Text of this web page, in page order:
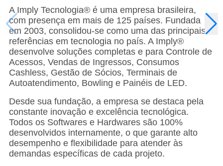
A Imply Tecnologia® é uma empresa brasileira,
com presença em mais de 125 países. Fundada
em 2003, consolidou-se como uma das principais
referências em tecnologia no país. A Imply®
desenvolve soluções completas e para Controle de
Acessos, Vendas de Ingressos, Consumos
Cashless, Gestão de Sócios, Terminais de
Autoatendimento, Bowling e Painéis de LED.
Desde sua fundação, a empresa se destaca pela
constante inovação e excelência tecnológica.
Todos os Softwares e Hardwares são 100%
desenvolvidos internamente, o que garante alto
desempenho e flexibilidade para atender às
demandas específicas de cada projeto.